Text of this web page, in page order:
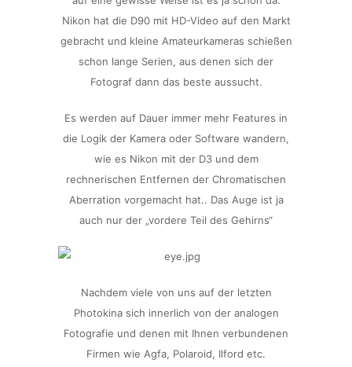
Nikon hat die D90 mit HD-Video auf den Markt
gebracht und kleine Amateurkameras schießen
schon lange Serien, aus denen sich der
Fotograf dann das beste aussucht.
Es werden auf Dauer immer mehr Features in
die Logik der Kamera oder Software wandern,
wie es Nikon mit der D3 und dem
rechnerischen Entfernen der Chromatischen
Aberration vorgemacht hat.. Das Auge ist ja
auch nur der „vordere Teil des Gehirns“
Nachdem viele von uns auf der letzten
Photokina sich innerlich von der analogen
Fotografie und denen mit Ihnen verbundenen
Firmen wie Agfa, Polaroid, Ilford etc.